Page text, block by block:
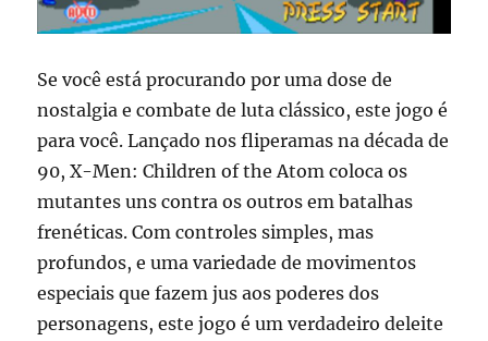
Se você está procurando por uma dose de
nostalgia e combate de luta clássico, este jogo é
para você. Lançado nos fliperamas na década de
90, X-Men: Children of the Atom coloca os
mutantes uns contra os outros em batalhas
frenéticas. Com controles simples, mas
profundos, e uma variedade de movimentos
especiais que fazem jus aos poderes dos
personagens, este jogo é um verdadeiro deleite